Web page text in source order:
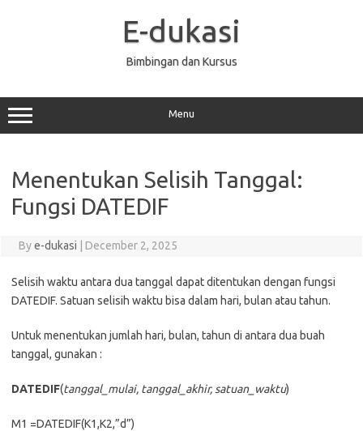
E-dukasi
Bimbingan dan Kursus
Menu
Menentukan Selisih Tanggal:
Fungsi DATEDIF
Bye-dukasi December 2, 2025
Selisih waktu antara dua tanggal dapat ditentukan dengan fungsi
DATEDIF. Satuan selisih waktu bisa dalam hari, bulan atau tahun.
Untuk menentukan jumlah hari, bulan, tahun di antara dua buah
tanggal, gunakan :
DATEDIF(tanggal_mulai, tanggal_akhir, satuan_waktu)
M1 =DATEDIF(K1,K2,”d”)